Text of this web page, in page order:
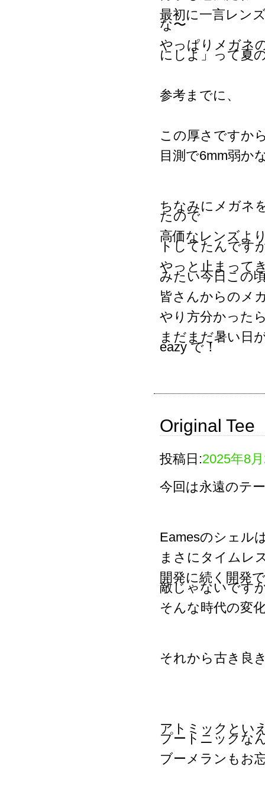
最初に一言レン
な〜
やっぱりメガネ
にしよ」って夏
参考までに、
この厚さですか
目測で6mm弱か
ちなみにメガネ
たので
高価なレンズよ
トしてたんです
やっと止まって
みたい今日この
皆さんからのメ
やり方分かった
まだまだ暑い日
eazy で！
Original Tee
投稿日:2025年8
今回は永遠のテ
Eamesのシェル
まさにタイムレ
開発に続く開発
敵じゃないです
そんな時代の変
それから古き良
アトミックとい
プートニックな
ブーメランもお